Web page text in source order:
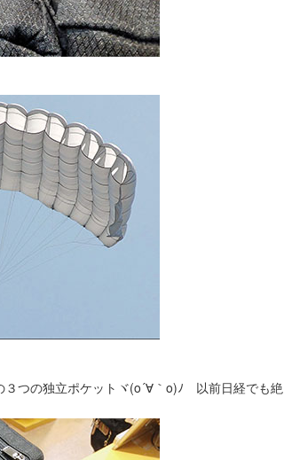
つの独立ポケットヾ(o´∀｀o)ﾉ 以前日経でも絶